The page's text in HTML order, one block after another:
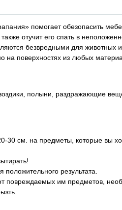
помогает обезопасить
отучит его спать в
безвредными для животных
на поверхностях из любых
полыни, раздражающие
30 см. на предметы, которые вы
результата.
повреждаемых им предметов,